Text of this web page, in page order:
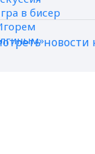
новости